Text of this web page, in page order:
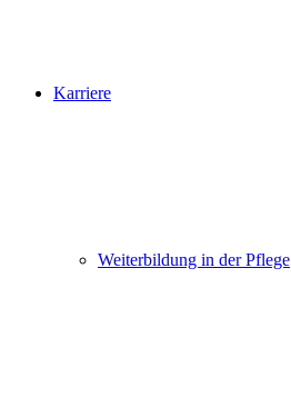
Karriere
Weiterbildung in der Pflege